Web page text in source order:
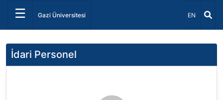
☰ Gazi Üniversitesi Dil Seçiniz
EN
İdari Personel